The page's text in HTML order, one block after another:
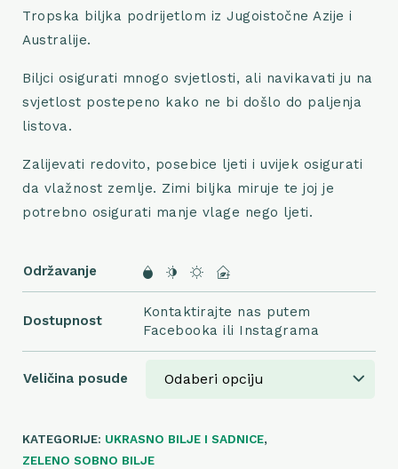
Tropska biljka podrijetlom iz Jugoistočne Azije i
Australije.
Biljci osigurati mnogo svjetlosti, ali navikavati ju na
svjetlost postepeno kako ne bi došlo do paljenja
listova.
Zalijevati redovito, posebice ljeti i uvijek osigurati
da vlažnost zemlje. Zimi biljka miruje te joj je
potrebno osigurati manje vlage nego ljeti.
Održavanje
Dostupnost
Kontaktirajte nas putem
Facebooka ili Instagrama
Veličina posude
KATEGORIJE: UKRASNO BILJE I SADNICE,
ZELENO SOBNO BILJE